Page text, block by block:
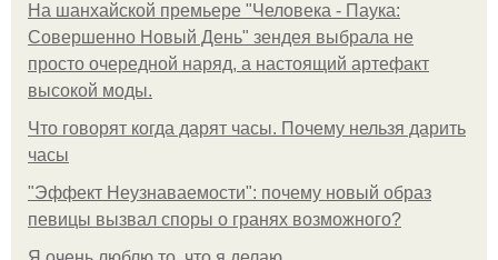
На шанхайской премьере "Человека - Паука:
Совершенно Новый День" зендея выбрала не
просто очередной наряд, а настоящий артефакт
высокой моды.
Что говорят когда дарят часы. Почему нельзя дарить
часы
"Эффект Неузнаваемости": почему новый образ
певицы вызвал споры о гранях возможного?